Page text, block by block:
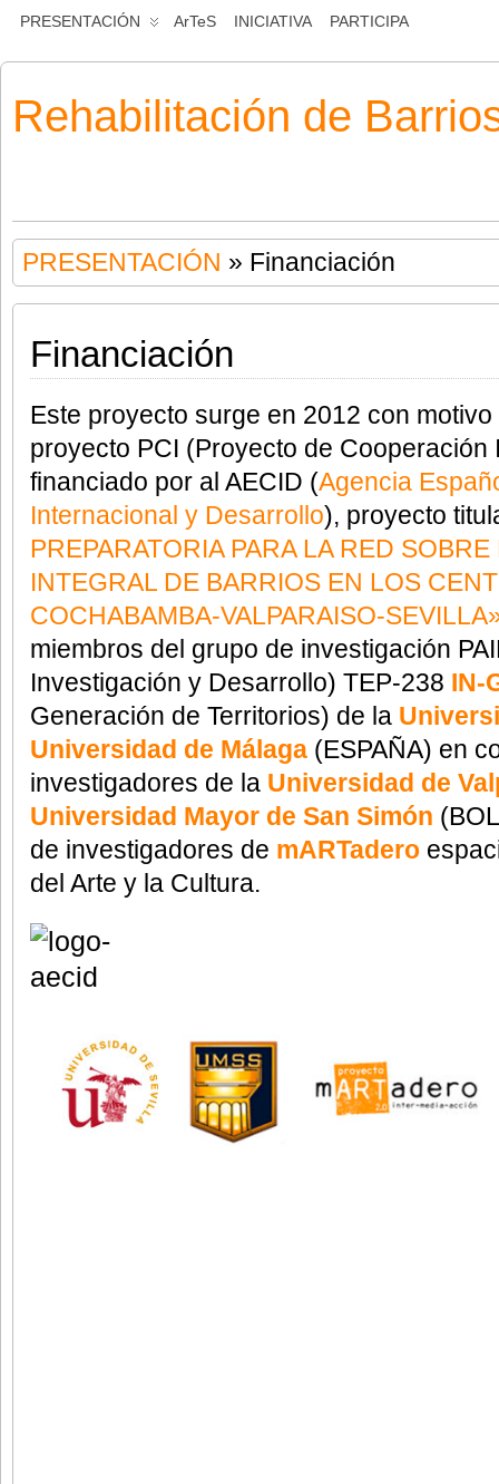
PRESENTACIÓN ArTeS INICIATIVA PARTICIPA
Rehabilitación de
PRESENTACIÓN » Financiación
Financiación
Este proyecto surge en 2012 con
proyecto PCI (Proyecto de Cooperación
financiado por al AECID (Agencia
Internacional y Desarrollo), proyecto
PREPARATORIA PARA LA RED
INTEGRAL DE BARRIOS EN LOS
COCHABAMBA-VALPARAISO-
miembros del grupo de investigación
Investigación y Desarrollo) TEP-238 IN-
Generación de Territorios) de la
Universidad de Málaga (ESPAÑA) en
investigadores de la Universidad de
Universidad Mayor de San Simón
de investigadores de mARTadero
del Arte y la Cultura.